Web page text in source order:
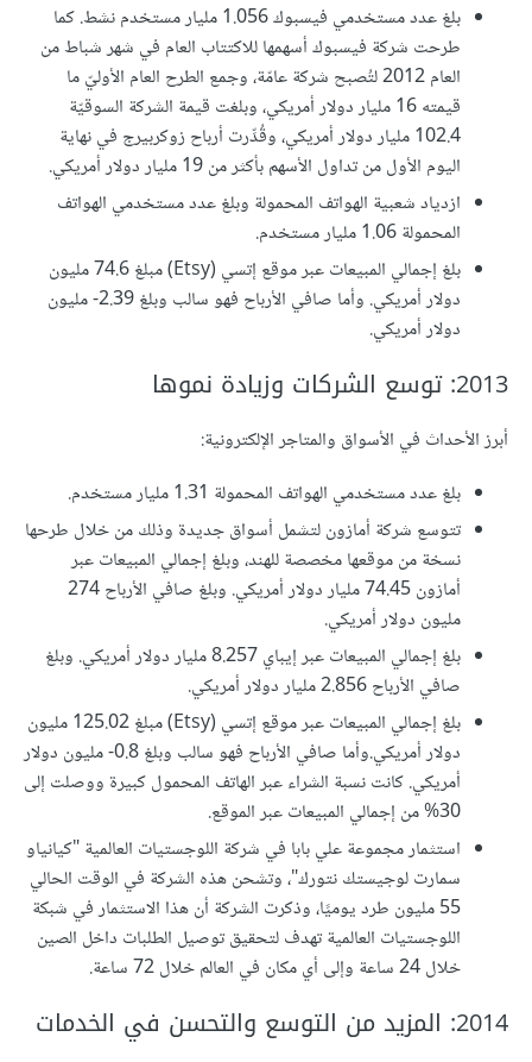
بلغ عدد مستخدمي فيسبوك 1.056 مليار مستخدم نشط. كما
طرحت شركة فيسبوك أسهمها للاكتتاب العام في شهر شباط من
العام 2012 لتُصبح شركة عامّة، وجمع الطرح العام الأوليّ ما
قيمته 16 مليار دولار أمريكي، وبلغت قيمة الشركة السوقيّة
102.4 مليار دولار أمريكي، وقُدِّرت أرباح زوكربيرج في نهاية
اليوم الأول من تداول الأسهم بأكثر من 19 مليار دولار أمريكي.
ازدياد شعبية الهواتف المحمولة وبلغ عدد مستخدمي الهواتف
المحمولة 1.06 مليار مستخدم.
بلغ إجمالي المبيعات عبر موقع إتسي (Etsy) مبلغ 74.6 مليون
دولار أمريكي. وأما صافي الأرباح فهو سالب وبلغ ‎-2.39 مليون
دولار أمريكي.
2013: توسع الشركات وزيادة نموها
أبرز الأحداث في الأسواق والمتاجر الإلكترونية:
بلغ عدد مستخدمي الهواتف المحمولة 1.31 مليار مستخدم.
تتوسع شركة أمازون لتشمل أسواق جديدة وذلك من خلال طرحها
نسخة من موقعها مخصصة للهند، وبلغ إجمالي المبيعات عبر
أمازون 74.45 مليار دولار أمريكي. وبلغ صافي الأرباح 274
مليون دولار أمريكي.
بلغ إجمالي المبيعات عبر إيباي 8.257 مليار دولار أمريكي. وبلغ
صافي الأرباح 2.856 مليار دولار أمريكي.
بلغ إجمالي المبيعات عبر موقع إتسي (Etsy) مبلغ 125.02 مليون
دولار أمريكي.وأما صافي الأرباح فهو سالب وبلغ ‎-0.8 مليون دولار
أمريكي. كانت نسبة الشراء عبر الهاتف المحمول كبيرة ووصلت إلى
30% من إجمالي المبيعات عبر الموقع.
استثمار مجموعة علي بابا في شركة اللوجستيات العالمية "كيانياو
سمارت لوجيستك نتورك"، وتشحن هذه الشركة في الوقت الحالي
55 مليون طرد يوميًا، وذكرت الشركة أن هذا الاستثمار في شبكة
اللوجستيات العالمية تهدف لتحقيق توصيل الطلبات داخل الصين
خلال 24 ساعة وإلى أي مكان في العالم خلال 72 ساعة.
2014: المزيد من التوسع والتحسن في الخدمات